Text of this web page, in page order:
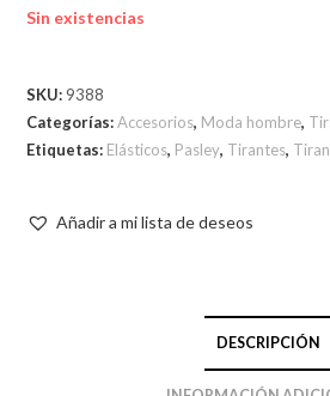
Sin existencias
SKU: 9388
Categorías:Accesorios, Moda hombre,
Etiquetas: Elásticos, Pasley, Tirantes,
Añadir a mi lista de deseos
DESCRIPCIÓN